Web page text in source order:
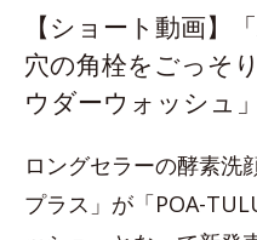
【ショート動画】
穴の角栓をごっそ
ウダーウォッシュ
ロングセラーの酵素洗
プラス」が「POA-